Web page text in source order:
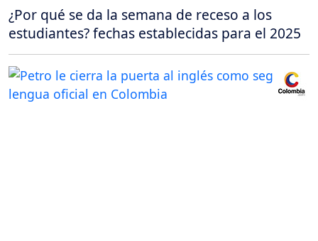
¿Por qué se da la semana de receso a los
estudiantes? fechas establecidas para el 2025